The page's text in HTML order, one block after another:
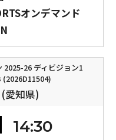
オンデマンド
26 ディビジョン1
愛知県)
14:30